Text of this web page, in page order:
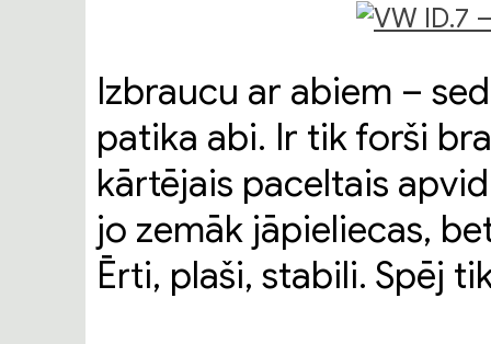
Izbraucu ar abiem –
patika abi. Ir tik forši
kārtējais paceltais
jo zemāk jāpieliecas,
Ērti, plaši, stabili. Spēj